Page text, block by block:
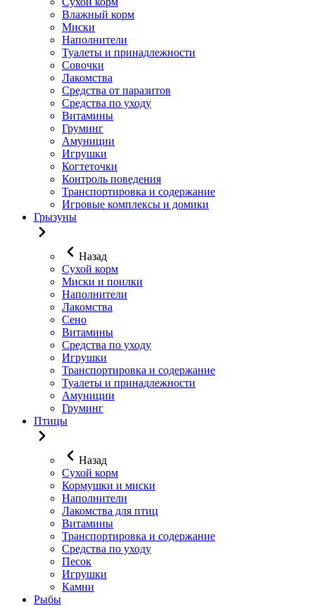
Влажный корм
Миски
Наполнители
Туалеты и принадлежности
Совочки
Лакомства
Средства от паразитов
Средства по уходу
Витамины
Груминг
Амуниции
Игрушки
Когтеточки
Контроль поведения
Транспортировка и содержание
Игровые комплексы и домики
Грызуны
Назад
Сухой корм
Миски и поилки
Наполнители
Лакомства
Сено
Витамины
Средства по уходу
Игрушки
Транспортировка и содержание
Туалеты и принадлежности
Амуниции
Груминг
Птицы
Назад
Сухой корм
Кормушки и миски
Наполнители
Лакомства для птиц
Витамины
Транспортировка и содержание
Средства по уходу
Песок
Игрушки
Камни
Рыбы